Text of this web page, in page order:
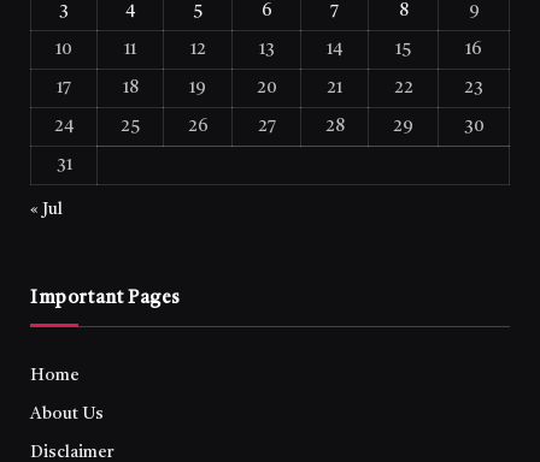
3 4 5 6 7 8 9
10 11 12 13 14 15 16
17 18 19 20 21 22 23
24 25 26 27 28 29 30
31
« Jul
Important Pages
Home
About Us
Disclaimer